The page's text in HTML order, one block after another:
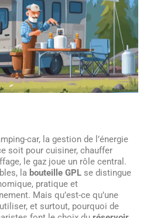
car, la gestion de l’énergie
soit pour cuisiner, chauffer
le gaz joue un rôle central.
la bouteille GPL se distingue
pratique et
Mais qu’est-ce qu’une
et surtout, pourquoi de